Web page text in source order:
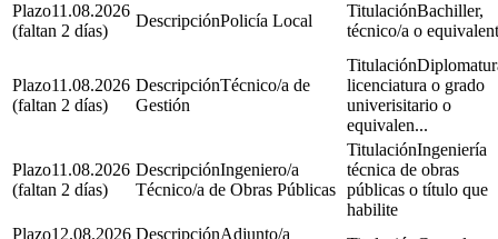
11.08.2026
(faltan 2 días)
Policía Local
Bachiller,
técnico/a o
11.08.2026
(faltan 2 días)
Técnico/a de
Gestión
licenciatura o grado
univerisitario o
equivalen...
11.08.2026
(faltan 2 días)
Ingeniero/a
Técnico/a de Obras Públicas
Ingeniería
técnica de obras
públicas o título que
habilite
12.08.2026
Adjunto/a